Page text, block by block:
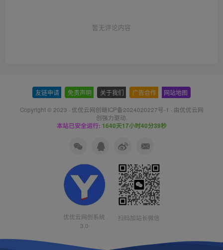
暂无评论内容
友链申请 免责声明 关于我们 广告合作 网站地图
Copyright © 2023 · 优优云网创赣ICP备2024020227号-1 · 由优优云网
创强力驱动.
本站已安全运行: 1640天17小时40分39秒
优优云网创系统
3.0
扫码加站长微信